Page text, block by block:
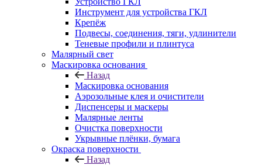
Инструмент для устройства ГКЛ
Крепёж
Подвесы, соединения, тяги, удлинители
Теневые профили и плинтуса
Малярный свет
Маскировка основания
Назад
Маскировка основания
Аэрозольные клея и очистители
Диспенсеры и маскеры
Малярные ленты
Очистка поверхности
Укрывные плёнки, бумага
Окраска поверхности
Назад